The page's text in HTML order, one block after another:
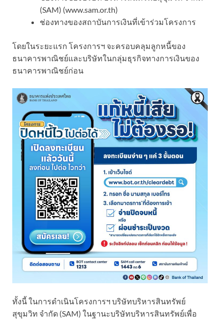
(SAM) (www.sam.or.th)
ช่องทางของสถาบันการเงินที่เข้าร่วมโครงการ
โดยในระยะแรก โครงการฯ จะครอบคลุมลูกหนี้ของ
ธนาคารพาณิชย์และบริษัทในกลุ่มธุรกิจทางการเงินของ
ธนาคารพาณิชย์ก่อน
ทั้งนี้ ในการดำเนินโครงการฯ บริษัทบริหารสินทรัพย์
สุขุมวิท จำกัด (SAM) ในฐานะบริษัทบริหารสินทรัพย์เพื่อ